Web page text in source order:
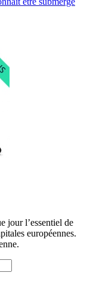
jour l’essentiel de
européennes.